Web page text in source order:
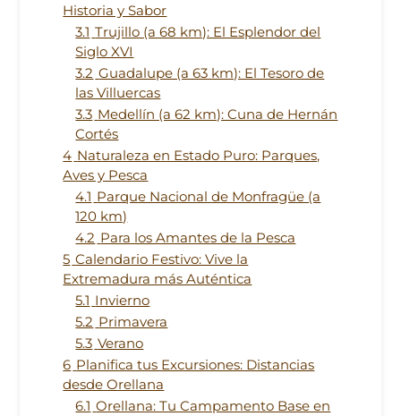
Historia y Sabor
3.1 Trujillo (a 68 km): El Esplendor del
Siglo XVI
3.2 Guadalupe (a 63 km): El Tesoro de
las Villuercas
3.3 Medellín (a 62 km): Cuna de Hernán
Cortés
4 Naturaleza en Estado Puro: Parques,
Aves y Pesca
4.1 Parque Nacional de Monfragüe (a
120 km)
4.2 Para los Amantes de la Pesca
5 Calendario Festivo: Vive la
Extremadura más Auténtica
5.1 Invierno
5.2 Primavera
5.3 Verano
6 Planifica tus Excursiones: Distancias
desde Orellana
6.1 Orellana: Tu Campamento Base en